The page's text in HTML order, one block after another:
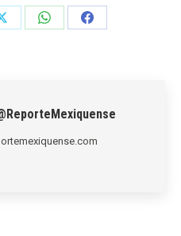
Share
Share
Share